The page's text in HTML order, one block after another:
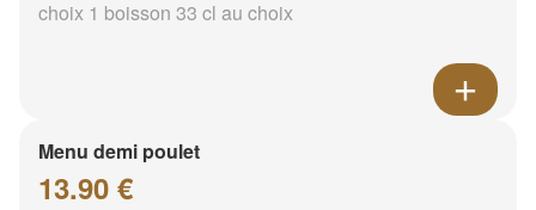
choix 1 boisson 33 cl au choix
Menu demi poulet
13.90 €